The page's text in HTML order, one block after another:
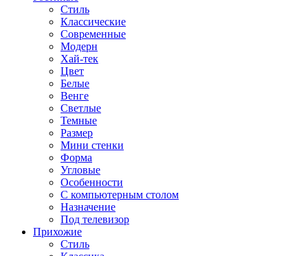
Стиль
Классические
Современные
Модерн
Хай-тек
Цвет
Белые
Венге
Светлые
Темные
Размер
Мини стенки
Форма
Угловые
Особенности
С компьютерным столом
Назначение
Под телевизор
Прихожие
Стиль